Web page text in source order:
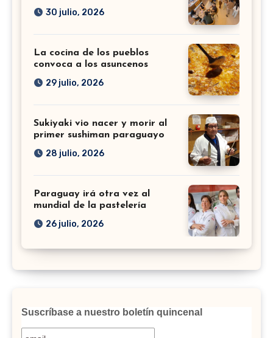
30 julio, 2026
La cocina de los pueblos
convoca a los asuncenos
29 julio, 2026
Sukiyaki vio nacer y morir al
primer sushiman paraguayo
28 julio, 2026
Paraguay irá otra vez al
mundial de la pastelería
26 julio, 2026
Suscríbase a nuestro boletín quincenal